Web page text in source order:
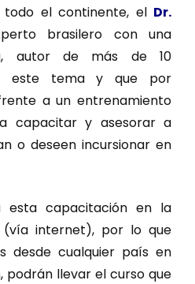
todo el continente, el Dr.
brasilero con una
autor de más de 10
este tema y que por
a un entrenamiento
capacitar y asesorar a
o deseen incursionar en
esta capacitación en la
(vía internet), por lo que
desde cualquier país en
podrán llevar el curso que